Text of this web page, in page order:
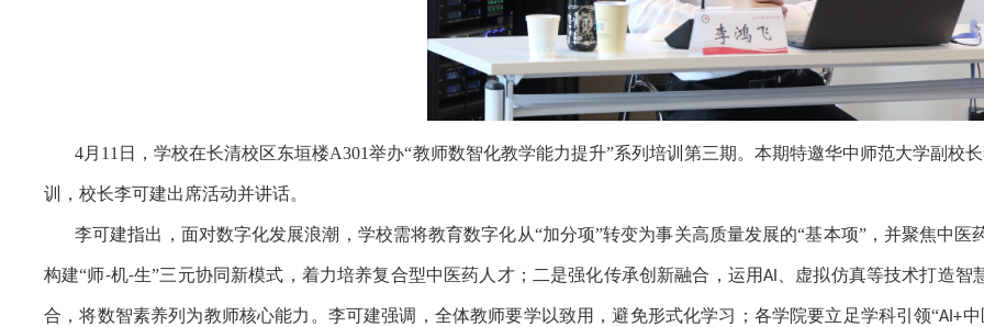
4月11日，学校在长清校区东垣楼A301举办“教师数智化教学能力提升”系列培训第三期。本期特邀华中师范大学副校
训，校长李可建出席活动并讲话。
李可建指出，面对数字化发展浪潮，学校需将教育数字化从“加分项”转变为事关高质量发展的“基本项”，并聚焦中
构建“师-机-生”三元协同新模式，着力培养复合型中医药人才；二是强化传承创新融合，运用AI 、虚拟仿真等技术打造
合，将数智素养列为教师核心能力。李可建强调，全体教师要学以致用，避免形式化学习；各学院要立足学科引领“AI+